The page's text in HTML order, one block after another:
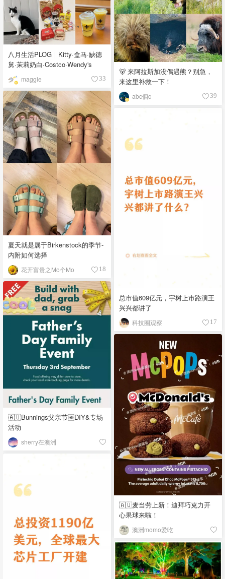
八月生活PLOG｜Kitty·盒马·缺德
舅·茉莉奶白·Costco·Wendy's
maggie 33
🐻 来阿拉斯加没偶遇熊？别急，
来这里补救一下！
abc個c 39
夏天就是属于Birkenstock的季节-
内附如何选择
花开富贵之Mo个Mo 18
总市值609亿元，宇树上市路演王
兴兴都讲了
科技圈观察 17
🇦🇺Bunnings父亲节🆓DIY&专场
活动
sherry在澳洲
🇦🇺麦当劳上新！迪拜巧克力开
心果球来啦！
澳洲momo爱吃